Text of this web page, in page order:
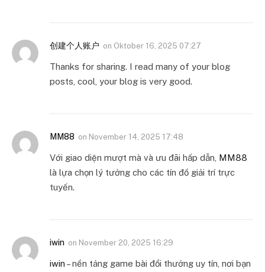
创建个人账户 on Oktober 16, 2025 07:27
Thanks for sharing. I read many of your blog
posts, cool, your blog is very good.
MM88 on November 14, 2025 17:48
Với giao diện mượt mà và ưu đãi hấp dẫn, MM88
là lựa chọn lý tưởng cho các tín đồ giải trí trực
tuyến.
iwin on November 20, 2025 16:29
iwin – nền tảng game bài đổi thưởng uy tín, nơi bạn